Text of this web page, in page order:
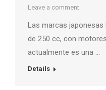
Leave a comment
Las marcas
de 250 cc, con
actualmente es una …
Details